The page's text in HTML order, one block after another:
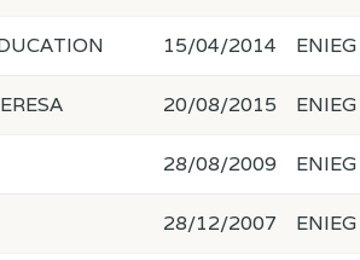
15/04/2014 ENIEG
20/08/2015 ENIEG
28/08/2009 ENIEG
28/12/2007 ENIEG